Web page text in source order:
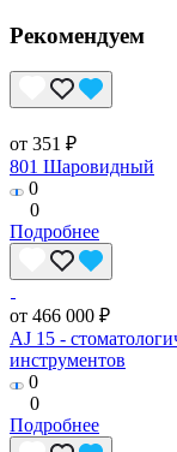
Рекомендуем
от 351 ₽
801 Шаровидный
0
0
Подробнее
от 466 000 ₽
AJ 15 -
инструментов
0
0
Подробнее